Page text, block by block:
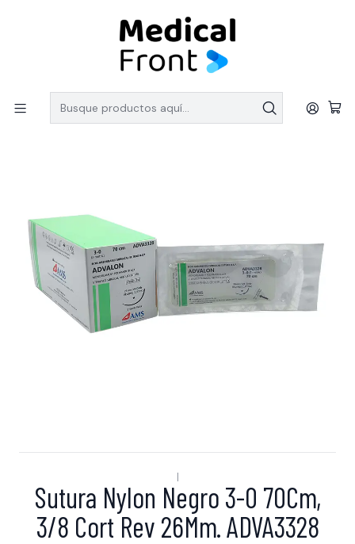
PEDIDOS SOBRE $150.000 CON ENVIO GRATIS
LINEA QUIRURGICA
Sutura Nylon Negro 3-0 70Cm, 3/8 Cort Rev 26Mm.
ADVA3328
|
Sutura Nylon Negro 3-0 70Cm,
3/8 Cort Rev 26Mm. ADVA3328